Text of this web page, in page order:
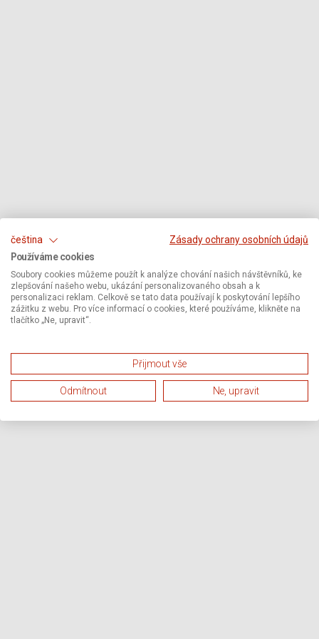
čeština
Zásady ochrany osobních údajů
Používáme cookies
Soubory cookies můžeme použít k analýze chování našich návštěvníků, ke
zlepšování našeho webu, ukázání personalizovaného obsah a k
personalizaci reklam. Celkově se tato data používají k poskytování lepšího
zážitku z webu. Pro více informací o cookies, které používáme, klikněte na
tlačítko „Ne, upravit“.
Přijmout vše
Odmítnout Ne, upravit